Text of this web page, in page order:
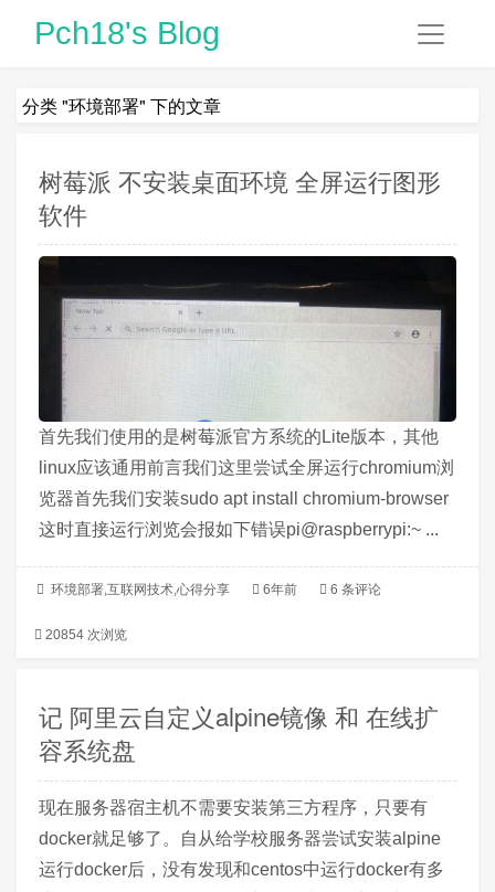
Pch18's Blog
分类 "环境部署" 下的文章
树莓派 不安装桌面环境 全屏运行图形
软件
首先我们使用的是树莓派官方系统的Lite版本，其他
linux应该通用前言我们这里尝试全屏运行chromium浏
览器首先我们安装sudo apt install chromium-browser
这时直接运行浏览会报如下错误pi@raspberrypi:~ ...
环境部署,互联网技术,心得分享 6年前 6 条评论
20854 次浏览
记 阿里云自定义alpine镜像 和 在线扩
容系统盘
现在服务器宿主机不需要安装第三方程序，只要有
docker就足够了。自从给学校服务器尝试安装alpine
运行docker后，没有发现和centos中运行docker有多